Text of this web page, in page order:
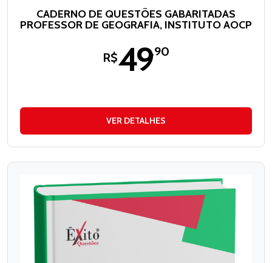
CADERNO DE QUESTÕES GABARITADAS
PROFESSOR DE GEOGRAFIA, INSTITUTO AOCP
R$49,90
VER DETALHES